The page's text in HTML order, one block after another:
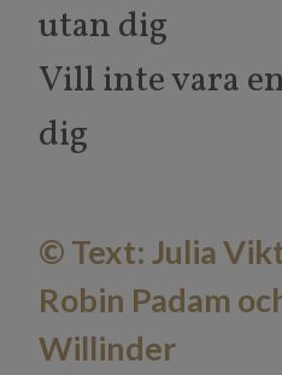
utan dig
Vill inte vara
dig
© Text: Julia
Robin Padam
Willinder